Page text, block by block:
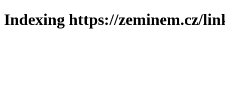
Indexing https://zeminem.cz/